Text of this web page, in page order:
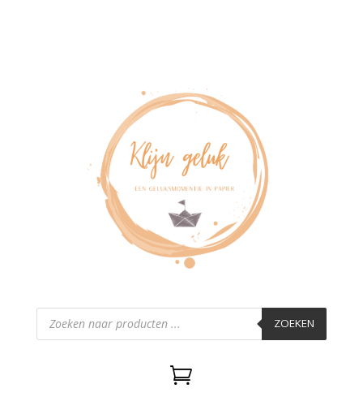
Producten
zoeken ZOEKEN
